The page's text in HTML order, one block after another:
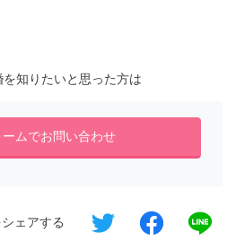
を知りたいと思った方は
ームでお問い合わせ
ェアする